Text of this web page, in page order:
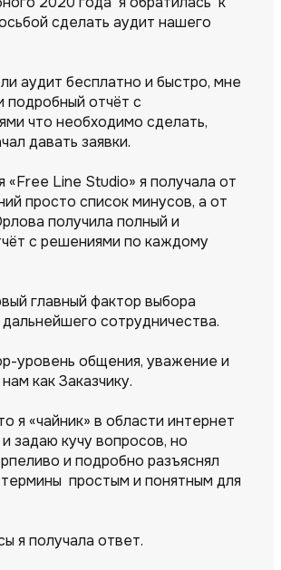
сделать аудит нашего
аудит бесплатно и быстро, мне
подробный отчёт с
что необходимо сделать,
давать заявки.
Line Studio» я получала от
просто список минусов, а от
получила полный и
с решениями по каждому
главный фактор выбора
сотрудничества.
уровень общения, уважение и
как Заказчику.
я «чайник» в области интернет
задаю кучу вопросов, но
и подробно разъяснял
простым и понятным для
я получала ответ.